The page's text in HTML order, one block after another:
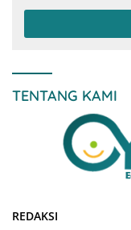
TENTANG KAMI
REDAKSI